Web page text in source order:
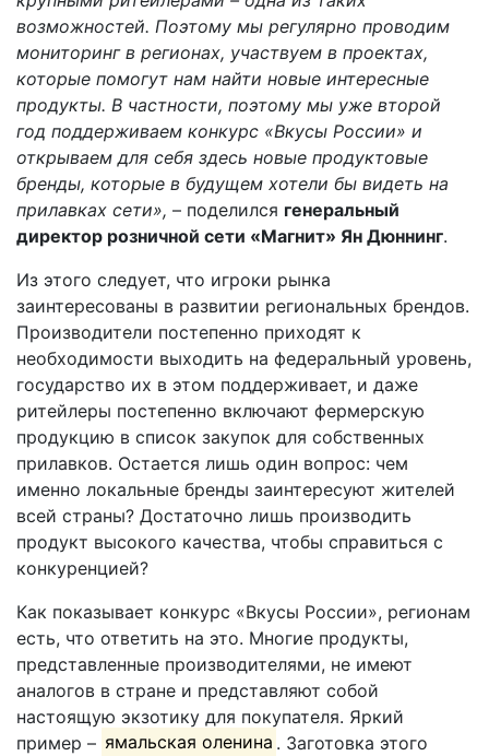
возможностей. Поэтому мы регулярно проводим
мониторинг в регионах, участвуем в проектах,
которые помогут нам найти новые интересные
продукты. В частности, поэтому мы уже второй
год поддерживаем конкурс «Вкусы России» и
открываем для себя здесь новые продуктовые
бренды, которые в будущем хотели бы видеть на
прилавках сети», – поделился генеральный
директор розничной сети «Магнит» Ян Дюннинг.
Из этого следует, что игроки рынка
заинтересованы в развитии региональных брендов.
Производители постепенно приходят к
необходимости выходить на федеральный уровень,
государство их в этом поддерживает, и даже
ритейлеры постепенно включают фермерскую
продукцию в список закупок для собственных
прилавков. Остается лишь один вопрос: чем
именно локальные бренды заинтересуют жителей
всей страны? Достаточно лишь производить
продукт высокого качества, чтобы справиться с
конкуренцией?
Как показывает конкурс «Вкусы России», регионам
есть, что ответить на это. Многие продукты,
представленные производителями, не имеют
аналогов в стране и представляют собой
настоящую экзотику для покупателя. Яркий
пример – ямальская оленина . Заготовка этого